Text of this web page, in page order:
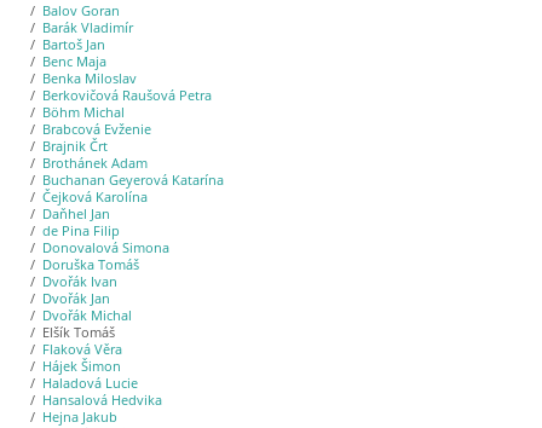
Balov Goran
Barák Vladimír
Bartoš Jan
Benc Maja
Benka Miloslav
Berkovičová Raušová Petra
Böhm Michal
Brabcová Evženie
Brajnik Črt
Brothánek Adam
Buchanan Geyerová Katarína
Čejková Karolína
Daňhel Jan
de Pina Filip
Donovalová Simona
Doruška Tomáš
Dvořák Ivan
Dvořák Jan
Dvořák Michal
Elšík Tomáš
Flaková Věra
Hájek Šimon
Haladová Lucie
Hansalová Hedvika
Hejna Jakub